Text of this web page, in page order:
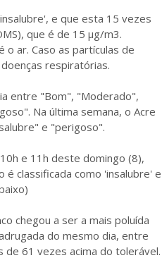
e que esta 15 vezes
que é de 15 µg/m3.
o ar. Caso as partículas de
respiratórias.
entre "Bom", "Moderado",
Na última semana, o Acre
e "perigoso".
e 11h deste domingo (8),
é classificada como 'insalubre' e
chegou a ser a mais poluída
do mesmo dia, entre
de 61 vezes acima do tolerável.